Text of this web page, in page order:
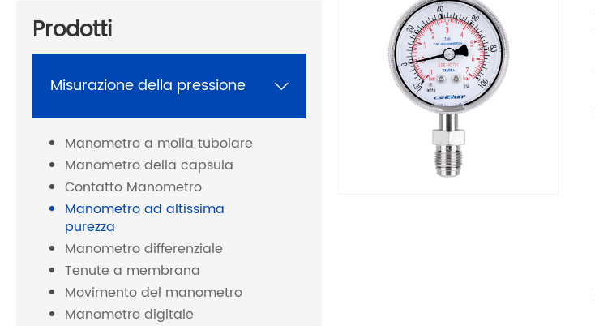
Prodotti
Misurazione della pressione 
Manometro a molla tubolare
Manometro della capsula
Contatto Manometro
Manometro ad altissima
purezza
Manometro differenziale
Tenute a membrana
Movimento del manometro
Manometro digitale